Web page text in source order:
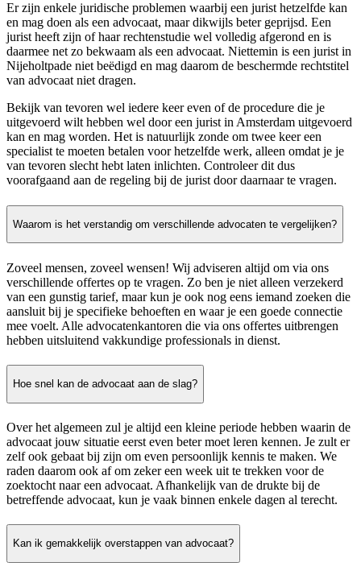
Er zijn enkele juridische problemen waarbij een jurist hetzelfde kan
en mag doen als een advocaat, maar dikwijls beter geprijsd. Een
jurist heeft zijn of haar rechtenstudie wel volledig afgerond en is
daarmee net zo bekwaam als een advocaat. Niettemin is een jurist in
Nijeholtpade niet beëdigd en mag daarom de beschermde rechtstitel
van advocaat niet dragen.
Bekijk van tevoren wel iedere keer even of de procedure die je
uitgevoerd wilt hebben wel door een jurist in Amsterdam uitgevoerd
kan en mag worden. Het is natuurlijk zonde om twee keer een
specialist te moeten betalen voor hetzelfde werk, alleen omdat je je
van tevoren slecht hebt laten inlichten. Controleer dit dus
voorafgaand aan de regeling bij de jurist door daarnaar te vragen.
Waarom is het verstandig om verschillende advocaten te vergelijken?
Zoveel mensen, zoveel wensen! Wij adviseren altijd om via ons
verschillende offertes op te vragen. Zo ben je niet alleen verzekerd
van een gunstig tarief, maar kun je ook nog eens iemand zoeken die
aansluit bij je specifieke behoeften en waar je een goede connectie
mee voelt. Alle advocatenkantoren die via ons offertes uitbrengen
hebben uitsluitend vakkundige professionals in dienst.
Hoe snel kan de advocaat aan de slag?
Over het algemeen zul je altijd een kleine periode hebben waarin de
advocaat jouw situatie eerst even beter moet leren kennen. Je zult er
zelf ook gebaat bij zijn om even persoonlijk kennis te maken. We
raden daarom ook af om zeker een week uit te trekken voor de
zoektocht naar een advocaat. Afhankelijk van de drukte bij de
betreffende advocaat, kun je vaak binnen enkele dagen al terecht.
Kan ik gemakkelijk overstappen van advocaat?